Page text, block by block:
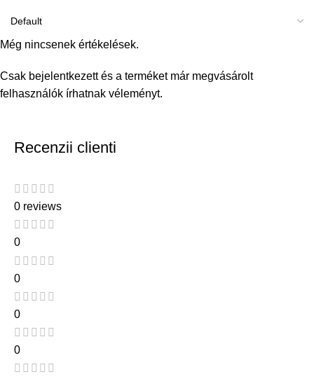
Még nincsenek értékelések.
Csak bejelentkezett és a terméket már megvásárolt
felhasználók írhatnak véleményt.
Recenzii clienti
0 reviews
0
0
0
0